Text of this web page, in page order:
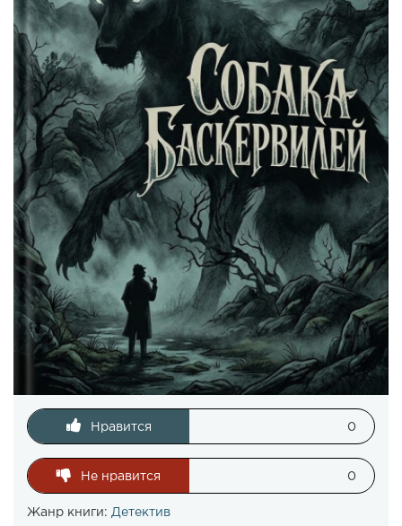
Нравится 0
Не нравится 0
Жанр книги: Детектив